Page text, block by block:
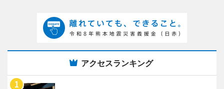
アクセスランキング